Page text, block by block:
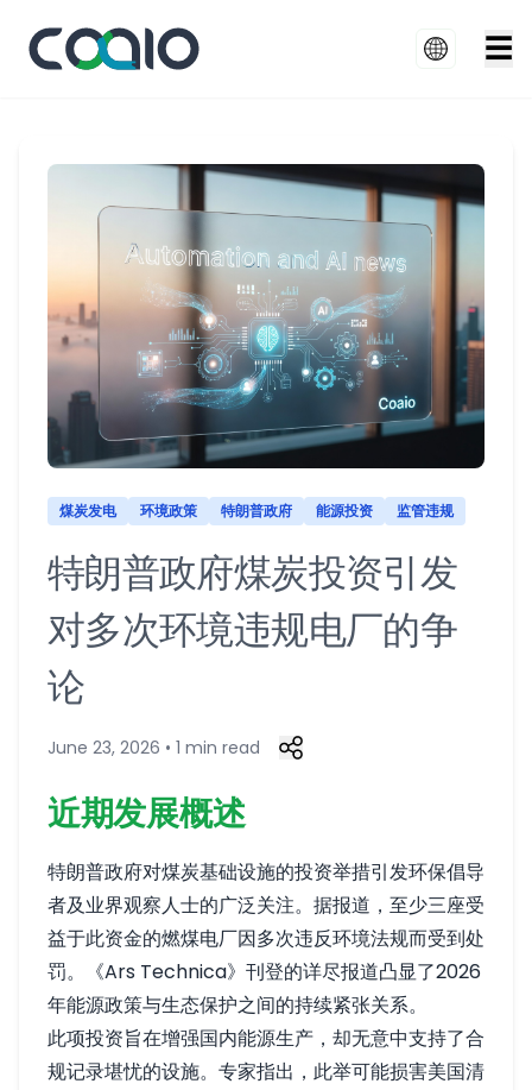
☰
煤炭发电 环境政策 特朗普政府 能源投资 监管违规
特朗普政府煤炭投资引发
对多次环境违规电厂的争
论
June 23, 2026 • 1 min read
近期发展概述
特朗普政府对煤炭基础设施的投资举措引发环保倡导
者及业界观察人士的广泛关注。据报道，至少三座受
益于此资金的燃煤电厂因多次违反环境法规而受到处
罚。《Ars Technica》刊登的详尽报道凸显了2026
年能源政策与生态保护之间的持续紧张关系。
此项投资旨在增强国内能源生产，却无意中支持了合
规记录堪忧的设施。专家指出，此举可能损害美国清